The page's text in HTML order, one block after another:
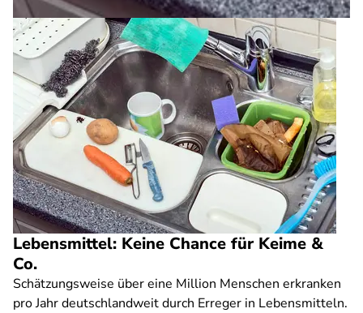
Lebensmittel: Keine Chance für Keime &
Co.
Schätzungsweise über eine Million Menschen erkranken
pro Jahr deutschlandweit durch Erreger in Lebensmitteln.